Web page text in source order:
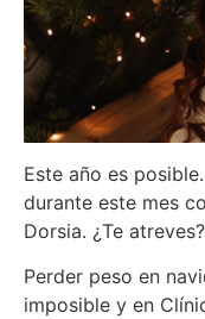
Este año es
durante este mes
Dorsia. ¿Te
Perder peso en
imposible y en